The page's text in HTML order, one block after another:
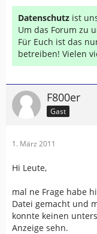
Datenschutz ist
Um das Forum zu
Für Euch ist das
betreiben! Vielen
F800er
Gast
1. März 2011
Hi Leute,
mal ne Frage habe
Datei gemacht und
konnte keinen
Anzeige sehn.